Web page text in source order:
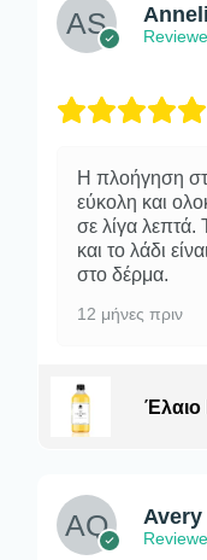
Η πλοήγηση
εύκολη και
σε λίγα λεπτά.
και το λάδι
στο δέρμα.
12 μήνες πριν
Έλαιο
Avery